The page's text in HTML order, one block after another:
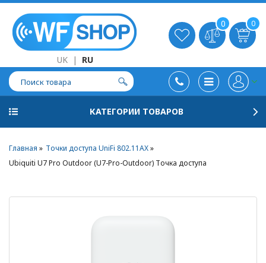
UK | RU
0 0
КАТЕГОРИИ ТОВАРОВ
Главная
Точки доступа UniFi 802.11AX
Ubiquiti U7 Pro Outdoor (U7-Pro-Outdoor) Точка доступа